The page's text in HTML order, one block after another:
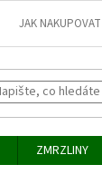
JAK NAKUPOVAT
ZMRZLINY